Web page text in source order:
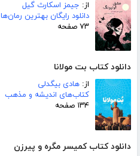
از: جیمز اسکارث گیل
دانلود رایگان بهترین رمان‌ها
۷۳ صفحه
دانلود کتاب بت مولانا
از: هادی بیگدلی
کتاب‌های اندیشه و مذهب
۱۳۴ صفحه
دانلود کتاب کمیسر مگره و پیرزن